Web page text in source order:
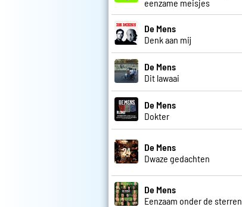
eenzame meisjes
De Mens
Denk aan mij
De Mens
Dit lawaai
De Mens
Dokter
De Mens
Dwaze gedachten
De Mens
Eenzaam onder de sterren